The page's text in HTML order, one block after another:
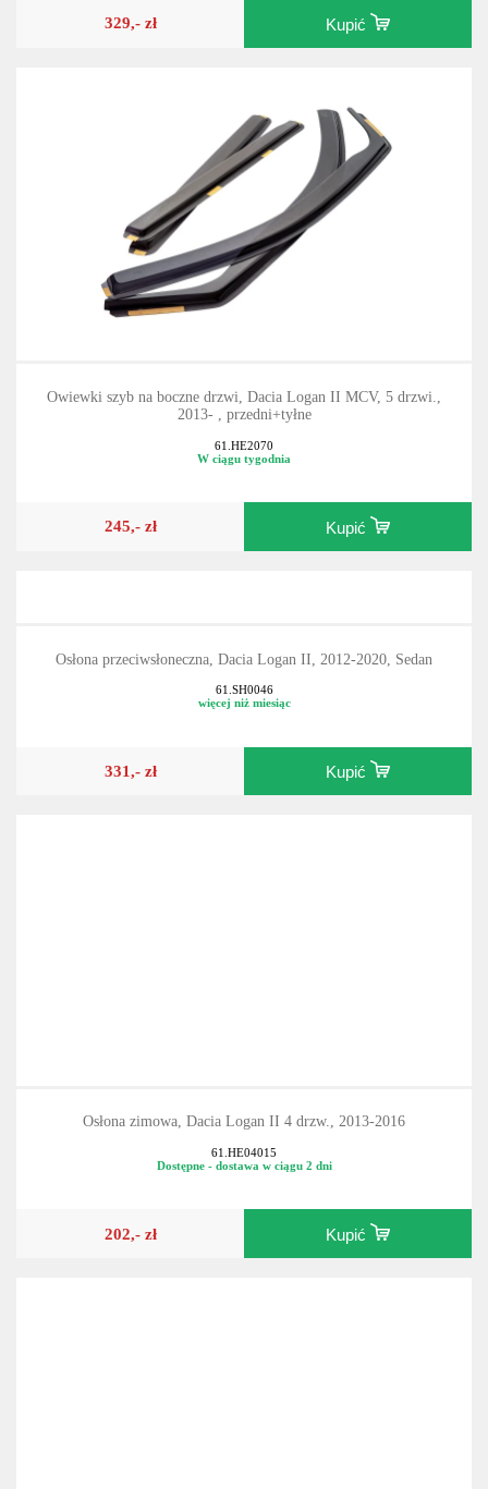
329,- zł Kupić
Owiewki szyb na boczne drzwi, Dacia Logan II MCV, 5 drzwi.,
2013- , przedni+tyłne
61.HE2070
W ciągu tygodnia
245,- zł Kupić
Osłona przeciwsłoneczna, Dacia Logan II, 2012-2020, Sedan
61.SH0046
więcej niż miesiąc
331,- zł Kupić
Osłona zimowa, Dacia Logan II 4 drzw., 2013-2016
Kupić